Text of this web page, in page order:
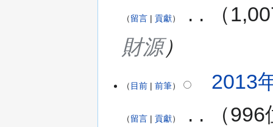
留言 貢獻
財源
目前 前筆 2013
留言 貢獻
996